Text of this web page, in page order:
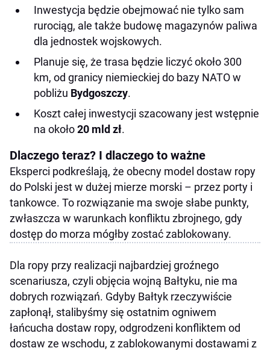
Inwestycja będzie obejmować nie tylko sam
rurociąg, ale także budowę magazynów paliwa
dla jednostek wojskowych.
Planuje się, że trasa będzie liczyć około 300
km, od granicy niemieckiej do bazy NATO w
pobliżu Bydgoszczy.
Koszt całej inwestycji szacowany jest wstępnie
na około20 mld zł.
Dlaczego teraz? I dlaczego to ważne
Eksperci podkreślają, że obecny model dostaw ropy
do Polski jest w dużej mierze morski – przez porty i
tankowce. To rozwiązanie ma swoje słabe punkty,
zwłaszcza w warunkach konfliktu zbrojnego, gdy
dostęp do morza mógłby zostać zablokowany.
Dla ropy przy realizacji najbardziej groźnego
scenariusza, czyli objęcia wojną Bałtyku, nie ma
dobrych rozwiązań. Gdyby Bałtyk rzeczywiście
zapłonął, stalibyśmy się ostatnim ogniwem
łańcucha dostaw ropy, odgrodzeni konfliktem od
dostaw ze wschodu, z zablokowanymi dostawami z